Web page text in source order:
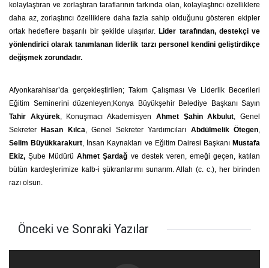
kolaylaştıran ve zorlaştıran taraflarının farkında olan, kolaylaştırıcı özelliklere
daha az, zorlaştırıcı özelliklere daha fazla sahip olduğunu gösteren ekipler
ortak hedeflere başarılı bir şekilde ulaşırlar. Lider tarafından, destekçi ve
yönlendirici olarak tanımlanan liderlik tarzı personel kendini geliştirdikçe
değişmek zorundadır.
Afyonkarahisar’da gerçekleştirilen; Takım Çalışması Ve Liderlik Becerileri
Eğitim Seminerini düzenleyen;Konya Büyükşehir Belediye Başkanı Sayın
Tahir Akyürek, Konuşmacı Akademisyen Ahmet Şahin Akbulut, Genel
Sekreter
Hasan Kılca, Genel Sekreter Yardımcıları Abdülmelik Ötegen,
Selim Büyükkarakurt, İnsan Kaynakları ve Eğitim Dairesi Başkanı Mustafa
Ekiz, Şube MüdürüAhmet Şardağ ve destek veren, emeği geçen, katılan
bütün kardeşlerimize kalb-i şükranlarımı sunarım. Allah (c. c.), her birinden
razı olsun.
Önceki ve Sonraki Yazılar